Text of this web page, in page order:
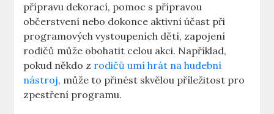
přípravu dekorací, pomoc s přípravou
občerstvení nebo dokonce aktivní účast při
programových vystoupeních dětí, zapojení
rodičů může obohatit celou akci. Například,
pokud někdo z rodičů umí hrát na hudební
nástroj, může to přinést skvělou příležitost pro
zpestření programu.